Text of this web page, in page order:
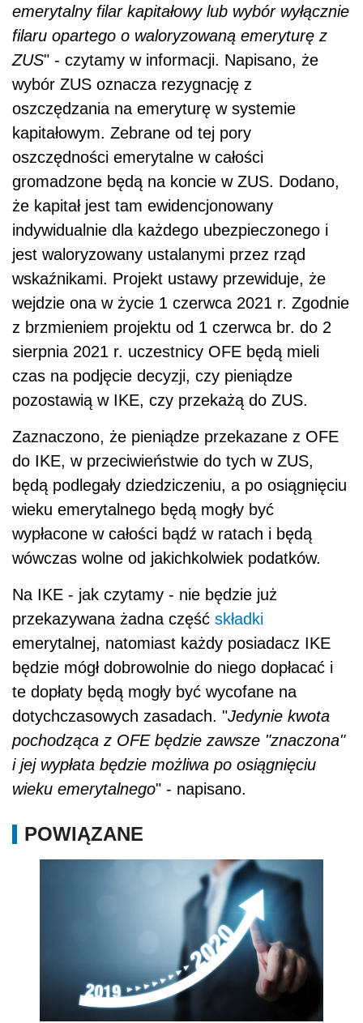
emerytalny filar kapitałowy lub wybór wyłącznie
filaru opartego o waloryzowaną emeryturę z
ZUS" - czytamy w informacji. Napisano, że
wybór ZUS oznacza rezygnację z
oszczędzania na emeryturę w systemie
kapitałowym. Zebrane od tej pory
oszczędności emerytalne w całości
gromadzone będą na koncie w ZUS. Dodano,
że kapitał jest tam ewidencjonowany
indywidualnie dla każdego ubezpieczonego i
jest waloryzowany ustalanymi przez rząd
wskaźnikami. Projekt ustawy przewiduje, że
wejdzie ona w życie 1 czerwca 2021 r. Zgodnie
z brzmieniem projektu od 1 czerwca br. do 2
sierpnia 2021 r. uczestnicy OFE będą mieli
czas na podjęcie decyzji, czy pieniądze
pozostawią w IKE, czy przekażą do ZUS.
Zaznaczono, że pieniądze przekazane z OFE
do IKE, w przeciwieństwie do tych w ZUS,
będą podlegały dziedziczeniu, a po osiągnięciu
wieku emerytalnego będą mogły być
wypłacone w całości bądź w ratach i będą
wówczas wolne od jakichkolwiek podatków.
Na IKE - jak czytamy - nie będzie już
przekazywana żadna część składki
emerytalnej, natomiast każdy posiadacz IKE
będzie mógł dobrowolnie do niego dopłacać i
te dopłaty będą mogły być wycofane na
dotychczasowych zasadach. "Jedynie kwota
pochodząca z OFE będzie zawsze "znaczona"
i jej wypłata będzie możliwa po osiągnięciu
wieku emerytalnego" - napisano.
POWIĄZANE